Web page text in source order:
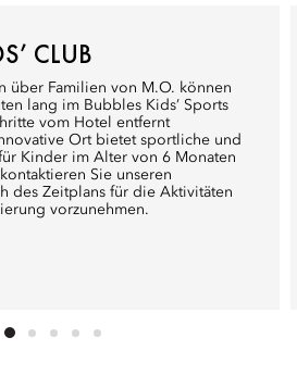
CLUB
über Familien von M.O. können
lang im Bubbles Kids’ Sports
vom Hotel entfernt
Ort bietet sportliche und
Kinder im Alter von 6 Monaten
Sie unseren
des Zeitplans für die Aktivitäten
vorzunehmen.